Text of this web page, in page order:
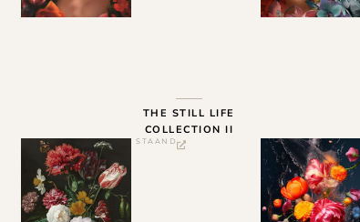
THE STILL LIFE
COLLECTION II
STAAND